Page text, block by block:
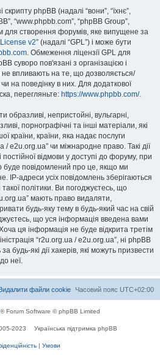
phpBB (надалі “вони”, “їхнє”,
“www.phpbb.com”, “phpBB Group”,
для створення форумів, яке випущене за
v2” (надалі “GPL”) і може бути
. Обмеження ліцензії GPL для
суворо пов'язані з організацією і
не впливають на те, що дозволяється/
на поведінку в них. Для додаткової
перегляньте: https://www.phpbb.com/.
образливі, непристойні, вульгарні,
порнографічні та інші матеріали, які
країни, країни, яка надає послуги
e2u.org.ua” чи міжнародне право. Такі дії
відмови у доступі до форуму, при
буде повідомлений про це, якщо ми
IP-адреси усіх повідомлень зберігаються
політики. Ви погоджуєтесь, що
мають право видаляти,
будь-яку тему в будь-який час на свій
що уся інформація введена вами
ця інформація не буде відкрита третім
“r2u.org.ua / e2u.org.ua”, ні phpBB
будь-які дії хакерів, які можуть призвести
неї.
Часовий пояс UTC+02:00
файли cookie
® Forum Software © phpBB Limited
2023 Українська підтримка phpBB
| Умови